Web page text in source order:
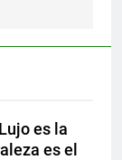
es la
es el